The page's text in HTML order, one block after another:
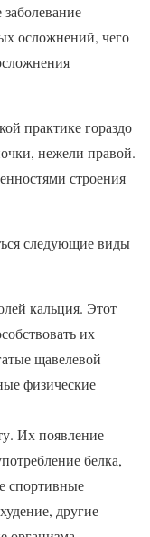
осложнений, чего
практике гораздо
нежели правой.
строения
следующие виды
кальция. Этот
их
щавелевой
физические
Их появление
белка,
спортивные
другие